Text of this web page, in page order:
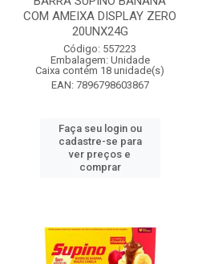
COM AMEIXA DISPLAY ZERO
20UNX24G
Código: 557223
Embalagem: Unidade
Caixa contém 18 unidade(s)
EAN: 7896798603867
Faça seu login ou
cadastre-se para
ver preços e
comprar